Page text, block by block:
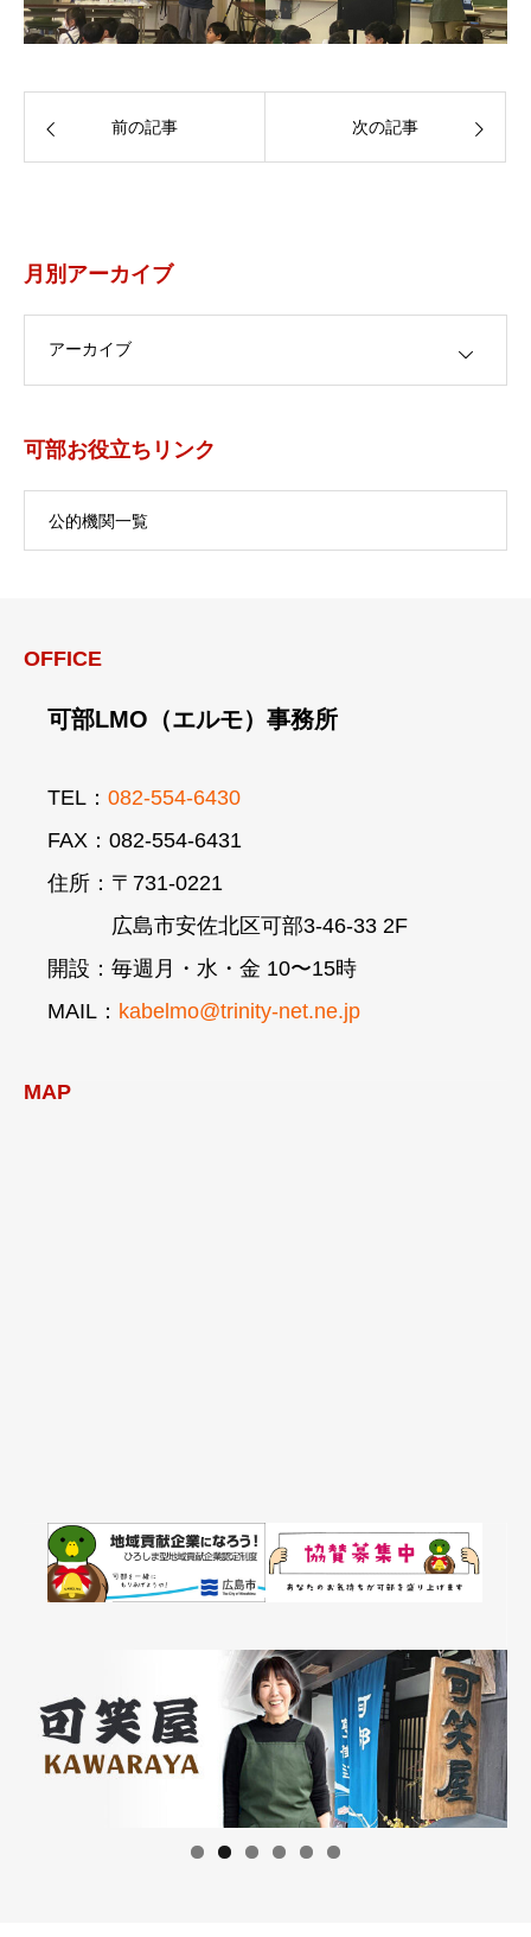
前の記事 次の記事
月別アーカイブ
可部お役立ちリンク
公的機関一覧
OFFICE
可部LMO（エルモ）事務所
TEL： 082-554-6430
FAX：082-554-6431
住所：〒731-0221
広島市安佐北区可部3-46-33 2F
開設：毎週月・水・金 10〜15時
MAIL： kabelmo@trinity-net.ne.jp
MAP